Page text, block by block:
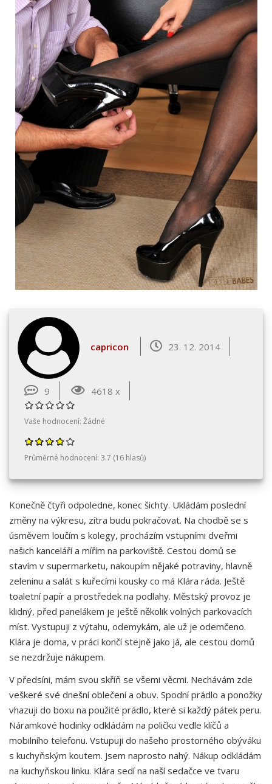
capricon 23. 12. 2014
9 4618 x
Vaše hodnocení: Žádné
Průměrné hodnocení: 3.7 (16 hlasů)
Konečně čtyři odpoledne, konec šichty. Ukládám poslední
změny na výkresu, zítra budu pokračovat. Na chodbě se s
úsměvem loučím s kolegy, procházím vstupními dveřmi
našich kanceláří a mířím na parkoviště. Cestou domů se
stavím v supermarketu, nakoupím nějaké potraviny, hlavně
zeleninu a salát s kuřecími kousky co má Klára ráda. Ještě
toaletní papír a prostředek na podlahy. Městský provoz je
klidný, před panelákem je ještě několik volných parkovacích
míst. Vystupuji z výtahu, odemykám, ale už je odemčeno.
Klára je doma, v práci končí stejně jako já, ale cestou domů
se nezdržuje nákupem.
V předsíni, mám svou skříň se všemi věcmi. Nechávám zde
veškeré své dnešní oblečení a obuv. Spodní prádlo a ponožky
vhazuji do boxu na použité prádlo, které si každý pátek peru.
Náramkové hodinky odkládám na poličku vedle klíčů a
mobilního telefonu. Vstupuji do našeho prostorného obýváku
s kuchyňským koutem. Jsem naprosto nahý. Nákup odkládám
na kuchyňskou linku. Klára sedí na naší sedačce ve tvaru